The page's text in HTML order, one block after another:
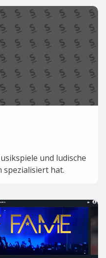
und ludische
spezialisiert hat.